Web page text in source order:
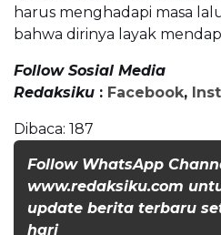
harus menghadapi masa
bahwa dirinya layak
Follow Sosial Media
Redaksiku : Facebook,
Dibaca: 187
Follow WhatsApp
www.redaksiku.com
update berita terbaru
hari